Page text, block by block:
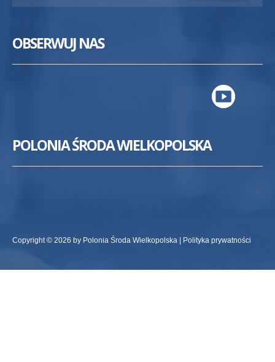
OBSERWUJ NAS
POLONIA ŚRODA WIELKOPOLSKA
Copyright © 2026 by Polonia Środa Wielkopolska | Polityka prywatności